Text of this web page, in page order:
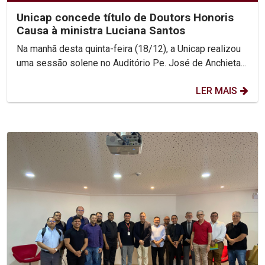
Unicap concede título de Doutors Honoris
Causa à ministra Luciana Santos
Na manhã desta quinta-feira (18/12), a Unicap realizou
uma sessão solene no Auditório Pe. José de Anchieta...
LER MAIS